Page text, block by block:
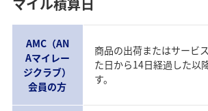
AMC（AN
Aマイレー
ジクラブ）
会員の方
商品の出荷またはサービ
た日から14日経過した以
す。